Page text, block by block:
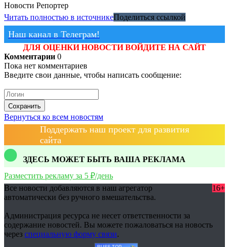
Новости Репортер
Читать полностью в источникеПоделиться ссылкой
Наш канал в Телеграм!
ДЛЯ ОЦЕНКИ НОВОСТИ ВОЙДИТЕ НА САЙТ
Комментарии 0
Пока нет комментариев
Введите свои данные, чтобы написать сообщение:
Сохранить
Вернуться ко всем новостям
Поддержать наш проект для развития
сайта
ЗДЕСЬ МОЖЕТ БЫТЬ ВАША РЕКЛАМА
Разместить рекламу за 5 ₽/день
Все новости добавляются в наш агрегатор
автоматически без ручного вмешательства.
16+
Администрация ресурса не несет ответственности за
содержание новостей. Вы можете пожаловаться на новость
через специальную форму связи.